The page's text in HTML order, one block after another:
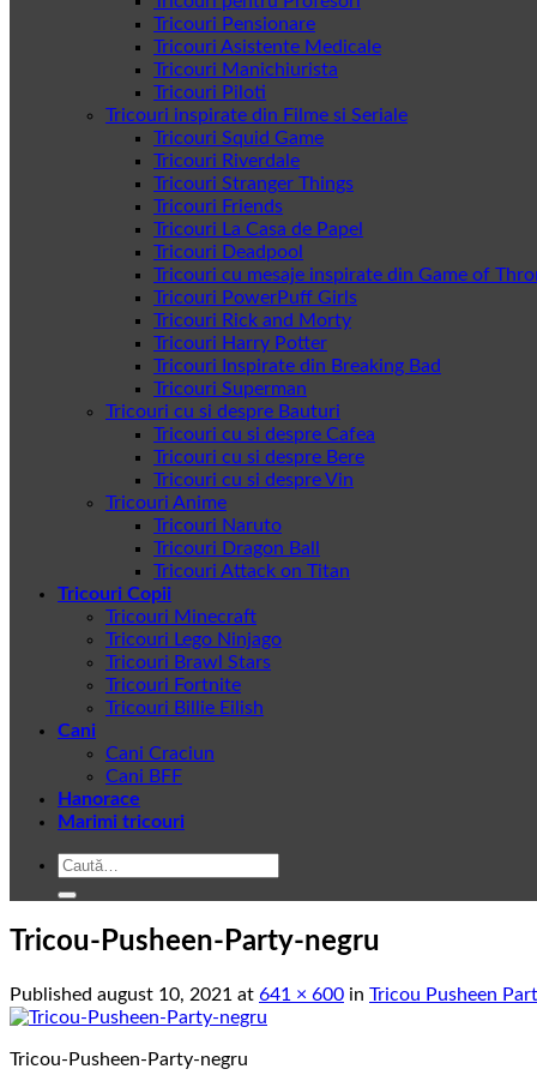
Tricouri Pensionare
Tricouri Asistente Medicale
Tricouri Manichiurista
Tricouri Piloti
Tricouri inspirate din Filme si Seriale
Tricouri Squid Game
Tricouri Riverdale
Tricouri Stranger Things
Tricouri Friends
Tricouri La Casa de Papel
Tricouri Deadpool
Tricouri cu mesaje inspirate din Game of
Tricouri PowerPuff Girls
Tricouri Rick and Morty
Tricouri Harry Potter
Tricouri Inspirate din Breaking Bad
Tricouri Superman
Tricouri cu si despre Bauturi
Tricouri cu si despre Cafea
Tricouri cu si despre Bere
Tricouri cu si despre Vin
Tricouri Anime
Tricouri Naruto
Tricouri Dragon Ball
Tricouri Attack on Titan
Tricouri Copii
Tricouri Minecraft
Tricouri Lego Ninjago
Tricouri Brawl Stars
Tricouri Fortnite
Tricouri Billie Eilish
Cani
Cani Craciun
Cani BFF
Hanorace
Marimi tricouri
Caută
Tricou-Pusheen-Party-negru
Published august 10, 2021 at 641 × 600 in Tricou Pusheen
Tricou-Pusheen-Party-negru